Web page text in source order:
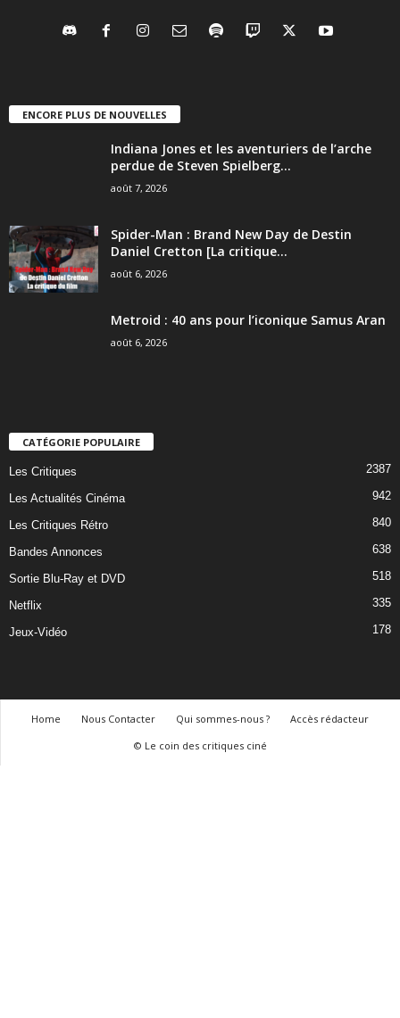
ENCORE PLUS DE NOUVELLES
Indiana Jones et les aventuriers de l’arche
perdue de Steven Spielberg...
août 7, 2026
Spider-Man : Brand New Day de Destin
Daniel Cretton [La critique...
août 6, 2026
Metroid : 40 ans pour l’iconique Samus Aran
août 6, 2026
CATÉGORIE POPULAIRE
Les Critiques 2387
Les Actualités Cinéma 942
Les Critiques Rétro 840
Bandes Annonces 638
Sortie Blu-Ray et DVD 518
Netflix 335
Jeux-Vidéo 178
Home Nous Contacter Qui sommes-nous ?
Accès rédacteur
© Le coin des critiques ciné